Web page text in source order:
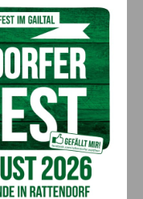
verlässlich
Einhaltung der
ist das Eislochfischen